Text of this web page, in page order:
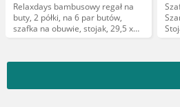
Relaxdays bambusowy regał na
buty, 2 półki, na 6 par butów,
szafka na obuwie, stojak, 29,5 x
72,5 x 27 cm, kolor brązowy